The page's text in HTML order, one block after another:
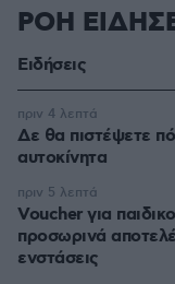
ΡΟΗ
Ειδήσεις
Δε θα πιστέψετε
αυτοκίνητα
πριν 4 λεπτά
Voucher για
προσωρινά
ενστάσεις
πριν 5 λεπτά